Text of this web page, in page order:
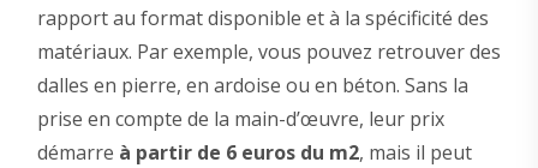
rapport au format disponible et à la spécificité des
matériaux. Par exemple, vous pouvez retrouver des
dalles en pierre, en ardoise ou en béton. Sans la
prise en compte de la main-d’œuvre, leur prix
démarre à partir de 6 euros du m2, mais il peut